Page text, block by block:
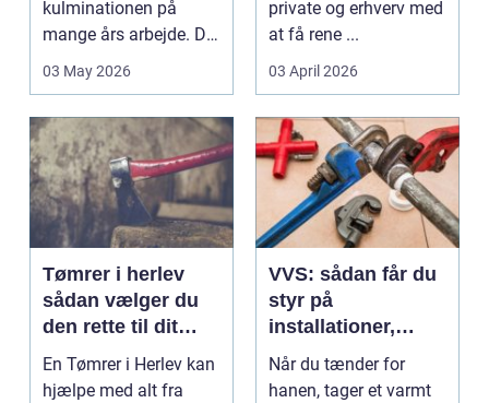
kulminationen på
mange års arbejde. Det
kan være en planlagt
03 May 2026
private og erhverv med
at få rene ...
03 April 2026
Tømrer i herlev
sådan vælger du
den rette til dit
projekt
En Tømrer i Herlev kan
hjælpe med alt fra
VVS: sådan får du
styr på
installationer,
komfort og
energiforbrug
Når du tænder for
hanen, tager et varmt